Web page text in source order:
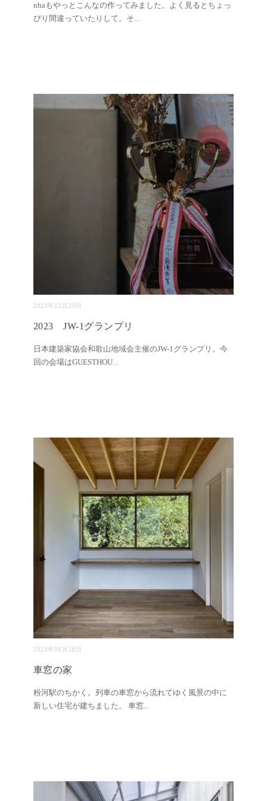
nhaもやっとこんなの作ってみました。よく見るとちょっ
ぴり間違っていたりして。そ...
2023年12月29日
2023 JW-1グランプリ
日本建築家協会和歌山地域会主催のJW-1グランプリ。今
回の会場はGUESTHOU...
2023年08月28日
車窓の家
粉河駅のちかく。列車の車窓から流れてゆく風景の中に
新しい住宅が建ちました。 車窓...